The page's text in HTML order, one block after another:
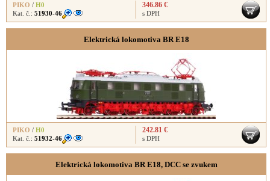
PIKO / H0
Kat. č.: 51930-46
346.86 €
s DPH
Elektrická lokomotiva BR E18
PIKO / H0
Kat. č.: 51932-46
242.81 €
s DPH
Elektrická lokomotiva BR E18, DCC se zvukem